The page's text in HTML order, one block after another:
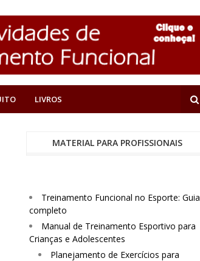
LIVROS
MATERIAL PARA PROFISSIONAIS
Treinamento Funcional no Esporte: Guia
completo
Manual de Treinamento Esportivo para
Crianças e Adolescentes
Planejamento de Exercícios para